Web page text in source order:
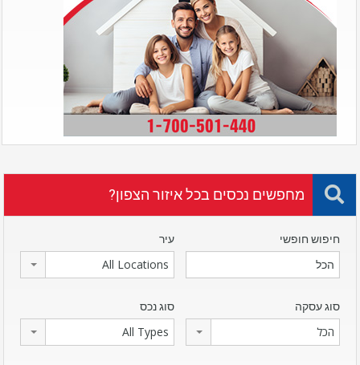
מחפשים נכסים בכל איזור הצפון?
חיפוש חופשי עיר
All Locations
סוג עסקה
הכל
סוג נכס
All Types